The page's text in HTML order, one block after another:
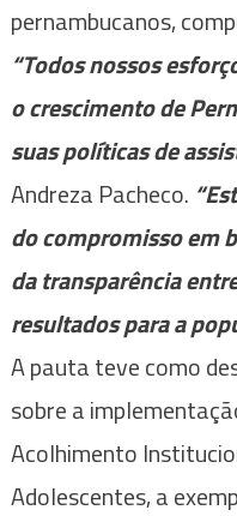
pernambucanos,
“Todos nossos
o crescimento de
suas políticas de
Andreza Pacheco.
do compromisso em
da transparência
resultados para a
A pauta teve como
sobre a
Acolhimento
Adolescentes, a